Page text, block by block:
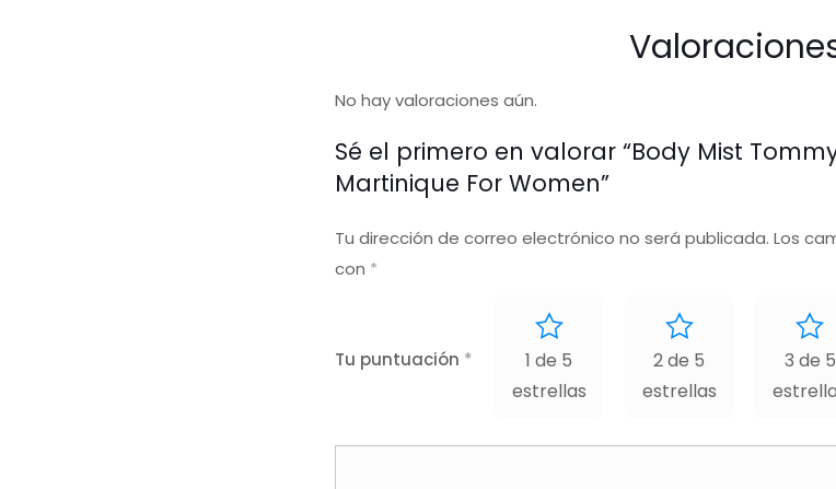
No hay valoraciones aún.
Sé el primero en valorar “Body Mist
Martinique For Women”
Tu dirección de correo electrónico no será publicada. Los
con *
Tu puntuación *
1 de 5
estrellas
2 de 5
estrellas
3 de 5